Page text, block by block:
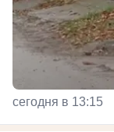
сегодня в 13:15